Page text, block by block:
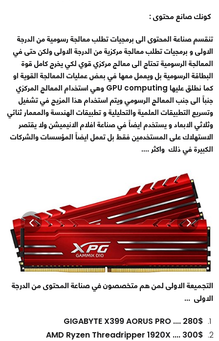
كونك صانع محتوى :
تنقسم صناعة المحتوى الى برمجيات تطلب معالجة رسومية من الدرجة
الاولى و برمجيات تطلب معالجة مركزية من الدرجة الاولى ولكن حتى في
المعالجة الرسومية تحتاج الى معالج مركزي قوي لكي يخرج كامل قوة
البطاقة الرسومية بل ويعمل معها في بعض عمليات المعالجة القوية او
كما نطلق عليها GPU computing وهي استخدام المعالج المركزي
جنباً الى جنب المعالج الرسومي ويتم استخدام هذا المزيج في تشغيل
وتسريع التطبيقات العلمية والتحليلية و تطبيقات الهندسة والمعمار ثنائي
وثلاثي الابعاد و يستخدم ايضاً في صناعة افلام الانيميشن ولا يقتصر
الاستهلاك على المستخدمين فقط بل تعمل ايضاً المؤسسات والشركات
الكبيرة في ذلك واكثر ....
التجميعة الاولى لمن هم متخصصون في صناعة المحتوى من الدرجة
الاولى ...
GIGABYTE X399 AORUS PRO .... 280$
AMD Ryzen Threadripper 1920X .... 300$